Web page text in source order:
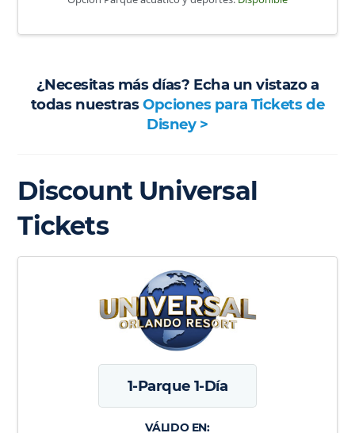
¿Necesitas más días? Echa un vistazo a
todas nuestrasOpciones para Tickets de
Disney >
Discount Universal
Tickets
1-Parque 1-Día
VÁLIDO EN: